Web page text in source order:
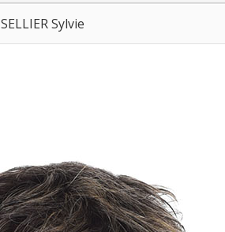
SELLIER Sylvie